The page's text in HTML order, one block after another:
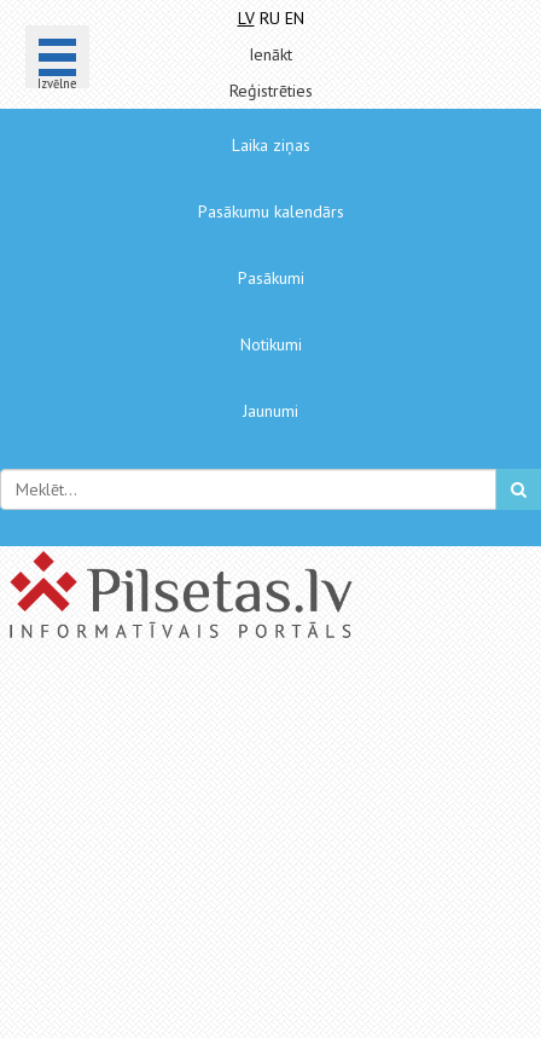
Izvēlne
LV RU EN
Ienākt
Reģistrēties
Laika ziņas
Pasākumu kalendārs
Pasākumi
Notikumi
Jaunumi